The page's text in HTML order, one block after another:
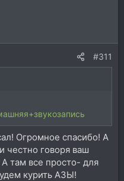
#311
Огромное спасибо! А
честно говоря ваш
там все просто- для
курить АЗЫ!